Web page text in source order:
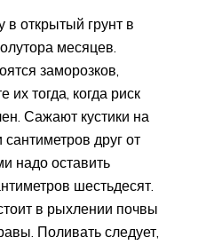
открытый грунт в
месяцев.
заморозков,
тогда, когда риск
Сажают кустики на
друг от
надо оставить
шестьдесят.
в рыхлении почвы
Поливать следует,